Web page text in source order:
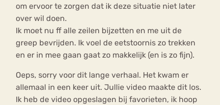
om ervoor te zorgen dat ik deze situatie niet later
over wil doen.
Ik moet nu ff alle zeilen bijzetten en me uit de
greep bevrijden. Ik voel de eetstoornis zo trekken
en er in mee gaan gaat zo makkelijk (en is zo fijn).
Oeps, sorry voor dit lange verhaal. Het kwam er
allemaal in een keer uit. Jullie video maakte dit los.
Ik heb de video opgeslagen bij favorieten, ik hoop